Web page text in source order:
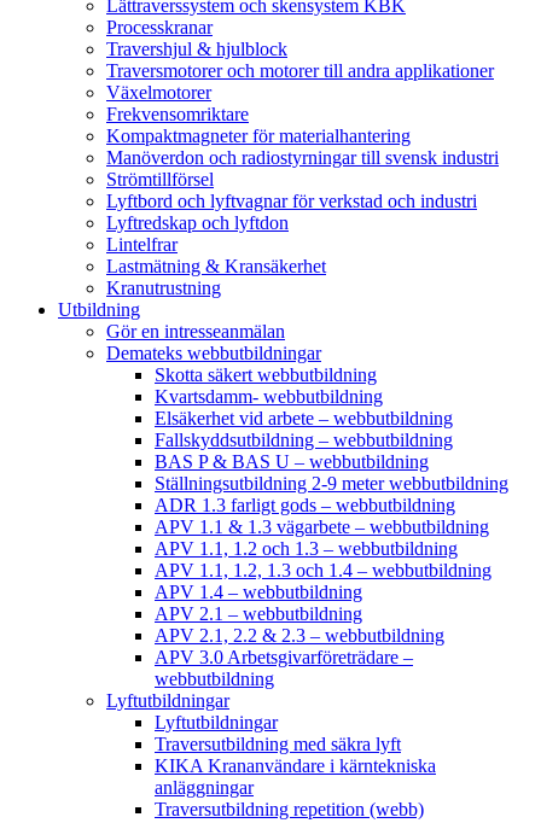
Lättraverssystem och skensystem KBK
Processkranar
Travershjul & hjulblock
Traversmotorer och motorer till andra applikationer
Växelmotorer
Frekvensomriktare
Kompaktmagneter för materialhantering
Manöverdon och radiostyrningar till svensk industri
Strömtillförsel
Lyftbord och lyftvagnar för verkstad och industri
Lyftredskap och lyftdon
Lintelfrar
Lastmätning & Kransäkerhet
Kranutrustning
Utbildning
Gör en intresseanmälan
Demateks webbutbildningar
Skotta säkert webbutbildning
Kvartsdamm- webbutbildning
Elsäkerhet vid arbete – webbutbildning
Fallskyddsutbildning – webbutbildning
BAS P & BAS U – webbutbildning
Ställningsutbildning 2-9 meter webbutbildning
ADR 1.3 farligt gods – webbutbildning
APV 1.1 & 1.3 vägarbete – webbutbildning
APV 1.1, 1.2 och 1.3 – webbutbildning
APV 1.1, 1.2, 1.3 och 1.4 – webbutbildning
APV 1.4 – webbutbildning
APV 2.1 – webbutbildning
APV 2.1, 2.2 & 2.3 – webbutbildning
APV 3.0 Arbetsgivarföreträdare –
webbutbildning
Lyftutbildningar
Lyftutbildningar
Traversutbildning med säkra lyft
KIKA Krananvändare i kärntekniska
anläggningar
Traversutbildning repetition (webb)